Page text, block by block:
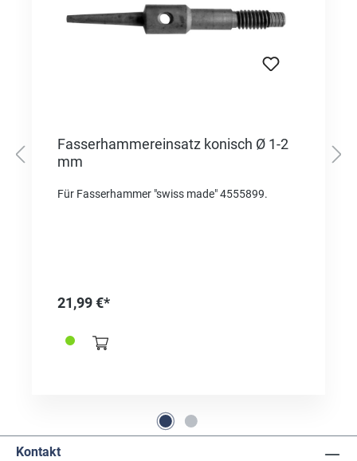
Fasserhammereinsatz konisch Ø 1-2
mm
Für Fasserhammer "swiss made" 4555899.
21,99 €*
Kontakt